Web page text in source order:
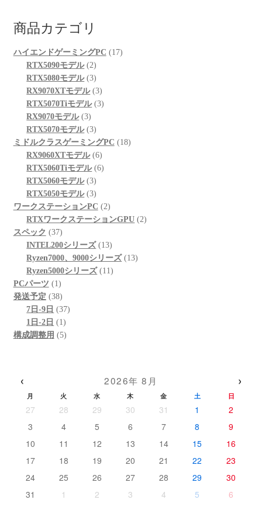
商品カテゴリ
ハイエンドゲーミングPC 1717
RTX5090モデル 22
個
の
商
RTX5080モデル 33
個
の
品
RX9070XTモデル 33
個
品
RTX5070Tiモデル 33
商
品
RX9070モデル 33
個
の
商
品
RTX5070モデル 33
個
の
商
品
ミドルクラスゲーミングPC 1818
RX9060XTモデル 66
個
品
RTX5060Tiモデル 66
商
品
RTX5060モデル 33
個
の
商
RTX5050モデル 33
個
の
品
ワークステーションPC 22
個
商
品
RTXワークステーションGPU 22
スペック 3737
個
の
商
品
INTEL200シリーズ 1313
個
の
Ryzen7000、9000シリーズ 1313
Ryzen5000シリーズ 1111
PCパーツ 11
個
の
商
品
発送予定 3838
個
の
商
7日-9日 3737
1日-2日 11
個
構成調整用 55
‹ 2026年 8月 ›
月 火 水 木 金 土 日
27 28 29 30 31 1
2
3
4 5 6 7 8
9
10
11 12 13 14 15
16
17
18 19 20 21 22
23
24
25 26 27 28 29
30
31
1 2 3 4 5 6